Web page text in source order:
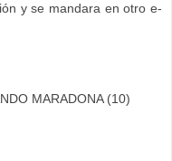
y se mandara en otro e-
MARADONA (10)